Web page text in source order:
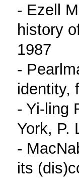
- Ezell
history
1987
-
identity,
- Yi-ling
York, P.
-
its